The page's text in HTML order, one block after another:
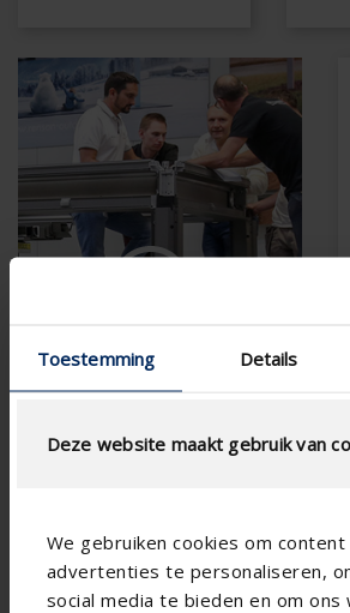
Toestemming Details
Deze website maakt gebruik van
We gebruiken cookies om content
advertenties te personaliseren,
social media te bieden en om
Wir helfen Ihnen gerne
bei der Auswahl des richtigen
Produkt.